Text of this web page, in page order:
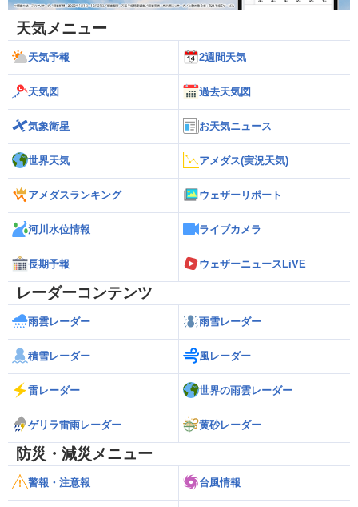
天気メニュー
天気予報 2週間天気
天気図 過去天気図
気象衛星 お天気ニュース
世界天気 アメダス(実況天気)
アメダスランキング ウェザーリポート
河川水位情報 ライブカメラ
長期予報 ウェザーニュースLiVE
レーダーコンテンツ
雨雲レーダー 雨雪レーダー
積雪レーダー 風レーダー
雷レーダー 世界の雨雲レーダー
ゲリラ雷雨レーダー 黄砂レーダー
防災・減災メニュー
警報・注意報 台風情報